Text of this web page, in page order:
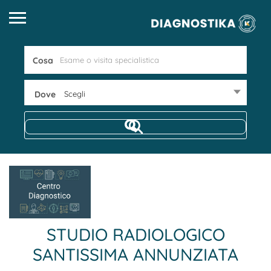
Cosa
Dove Scegli
STUDIO RADIOLOGICO
SANTISSIMA ANNUNZIATA